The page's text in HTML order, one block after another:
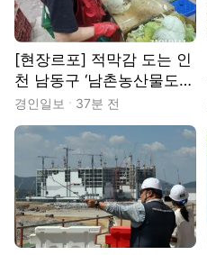
[현장르포] 적막감 도는 인
천 남동구 ‘남촌농산물도매
시장’
경인일보 37분 전